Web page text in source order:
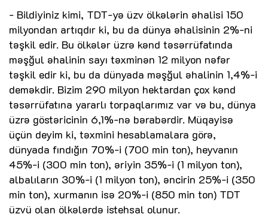
- Bildiyiniz kimi, TDT-yə üzv ölkələrin əhalisi 150
milyondan artıqdır ki, bu da dünya əhalisinin 2%-ni
təşkil edir. Bu ölkələr üzrə kənd təsərrüfatında
məşğul əhalinin sayı təxminən 12 milyon nəfər
təşkil edir ki, bu da dünyada məşğul əhalinin 1,4%-i
deməkdir. Bizim 290 milyon hektardan çox kənd
təsərrüfatına yararlı torpaqlarımız var və bu, dünya
üzrə göstəricinin 6,1%-nə bərabərdir. Müqayisə
üçün deyim ki, təxmini hesablamalara görə,
dünyada fındığın 70%-i (700 min ton), heyvanın
45%-i (300 min ton), əriyin 35%-i (1 milyon ton),
albalıların 30%-i (1 milyon ton), əncirin 25%-i (350
min ton), xurmanın isə 20%-i (850 min ton) TDT
üzvü olan ölkələrdə istehsal olunur.